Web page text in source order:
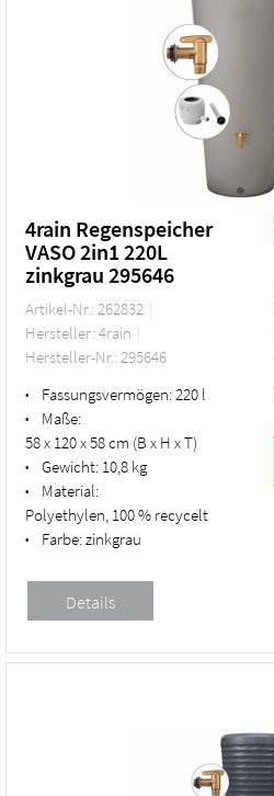
4rain Regenspeicher
VASO 2in1 220L
zinkgrau 295646
Artikel-Nr.: 262832
Hersteller: 4rain
Hersteller-Nr.: 295646
• Fassungsvermögen:220 l
•
Maße:
58 x 120 x 58 cm (B x H x T)
• Gewicht: 10,8 kg
•
Material:
Polyethylen, 100 % recycelt
• Farbe:zinkgrau